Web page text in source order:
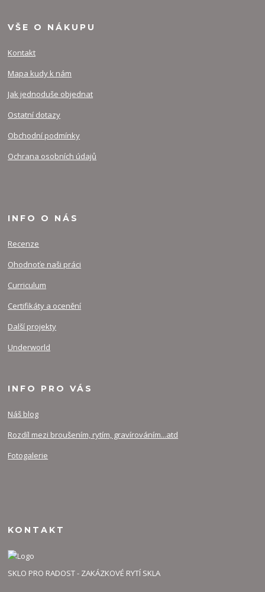
VŠE O NÁKUPU
Kontakt
Mapa kudy k nám
Jak jednoduše objednat
Ostatní dotazy
Obchodní podmínky
Ochrana osobních údajů
INFO O NÁS
Recenze
Ohodnoťe naši práci
Curriculum
Certifikáty a ocenění
Další projekty
Underworld
INFO PRO VÁS
Náš blog
Rozdíl mezi broušením, rytím, gravírováním...atd
Fotogalerie
KONTAKT
SKLO PRO RADOST - ZAKÁZKOVÉ RYTÍ SKLA